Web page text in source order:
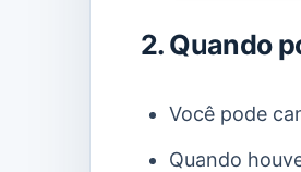
2. Quando
Você pode
Quando